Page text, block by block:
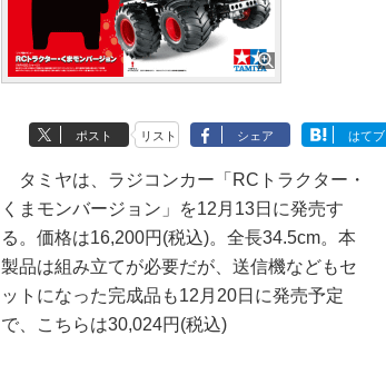
ポスト リスト シェア はてブ
タミヤは、ラジコンカー「RCトラクター・
くまモンバージョン」を12月13日に発売す
る。価格は16,200円(税込)。全長34.5cm。本
製品は組み立てが必要だが、送信機などもセ
ットになった完成品も12月20日に発売予定
で、こちらは30,024円(税込)